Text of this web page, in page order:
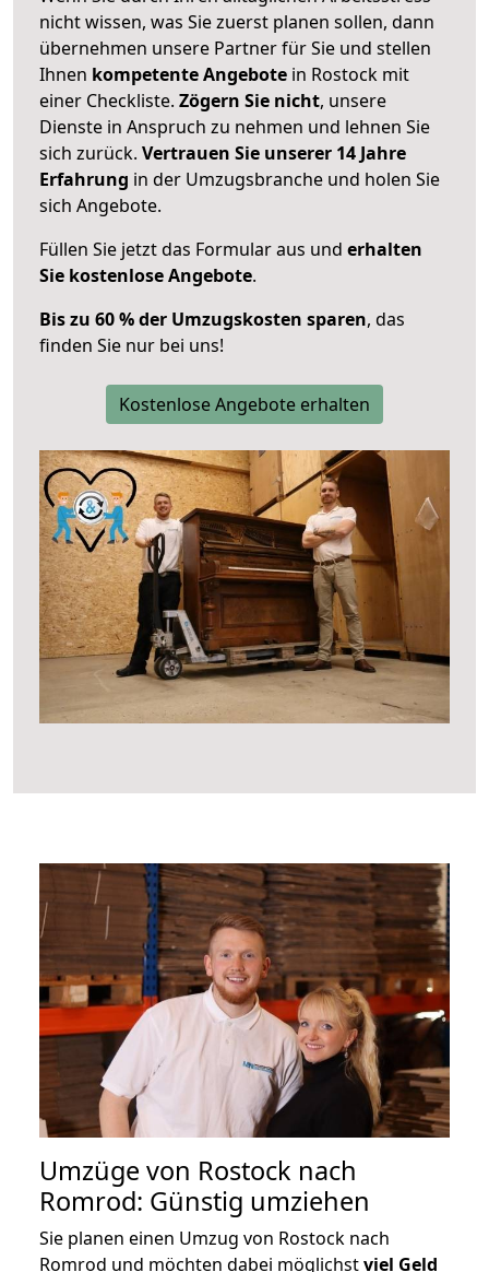
nicht wissen, was Sie zuerst planen sollen, dann
übernehmen unsere Partner für Sie und stellen
Ihnen kompetente Angebote in Rostock mit
einer Checkliste. Zögern Sie nicht, unsere
Dienste in Anspruch zu nehmen und lehnen Sie
sich zurück. Vertrauen Sie unserer 14 Jahre
Erfahrung in der Umzugsbranche und holen Sie
sich Angebote.
Füllen Sie jetzt das Formular aus und erhalten
Sie kostenlose Angebote.
Bis zu 60 % der Umzugskosten sparen, das
finden Sie nur bei uns!
Kostenlose Angebote erhalten
Umzüge von Rostock nach
Romrod: Günstig umziehen
Sie planen einen Umzug von Rostock nach
Romrod und möchten dabei möglichstviel Geld